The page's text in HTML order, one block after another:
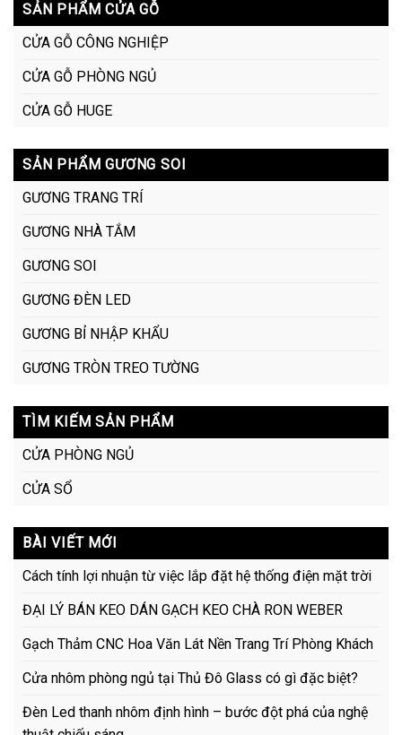
SẢN PHẨM CỬA GỖ
CỬA GỖ CÔNG NGHIỆP
CỬA GỖ PHÒNG NGỦ
CỬA GỖ HUGE
SẢN PHẨM GƯƠNG SOI
GƯƠNG TRANG TRÍ
GƯƠNG NHÀ TẮM
GƯƠNG SOI
GƯƠNG ĐÈN LED
GƯƠNG BỈ NHẬP KHẨU
GƯƠNG TRÒN TREO TƯỜNG
TÌM KIẾM SẢN PHẨM
CỬA PHÒNG NGỦ
CỬA SỔ
BÀI VIẾT MỚI
Cách tính lợi nhuận từ việc lắp đặt hệ thống điện mặt trời
ĐẠI LÝ BÁN KEO DÁN GẠCH KEO CHÀ RON WEBER
Gạch Thảm CNC Hoa Văn Lát Nền Trang Trí Phòng Khách
Cửa nhôm phòng ngủ tại Thủ Đô Glass có gì đặc biệt?
Đèn Led thanh nhôm định hình – bước đột phá của nghệ